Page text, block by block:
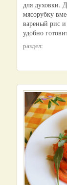
для духовки.
мясорубку
вареный рис
удобно
раздел: